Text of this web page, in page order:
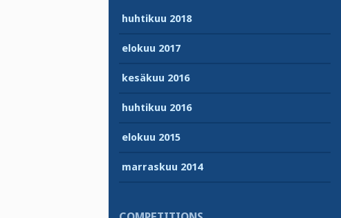
huhtikuu 2018
elokuu 2017
kesäkuu 2016
huhtikuu 2016
elokuu 2015
marraskuu 2014